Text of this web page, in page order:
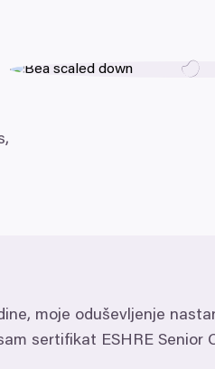
moje oduševljenje
sertifikat ESHRE Senior